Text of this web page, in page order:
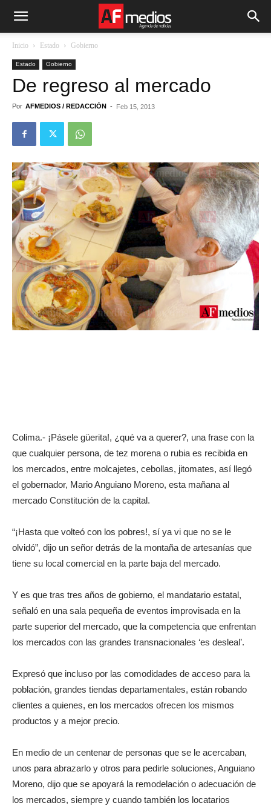
Inicio Estado Gobierno
Estado Gobierno
De regreso al mercado
Por AFMEDIOS / REDACCIÓN - Feb 15, 2013
Colima.- ¡Pásele güerita!, ¿qué va a querer?, una frase con la
que cualquier persona, de tez morena o rubia es recibida en
los mercados, entre molcajetes, cebollas, jitomates, así llegó
el gobernador, Mario Anguiano Moreno, esta mañana al
mercado Constitución de la capital.
“¡Hasta que volteó con los pobres!, sí ya vi que no se le
olvidó”, dijo un señor detrás de la montaña de artesanías que
tiene su local comercial en la parte baja del mercado.
Y es que tras tres años de gobierno, el mandatario estatal,
señaló en una sala pequeña de eventos improvisada en la
parte superior del mercado, que la competencia que enfrentan
los mercados con las grandes transnacionales ‘es desleal’.
Expresó que incluso por las comodidades de acceso para la
población, grandes tiendas departamentales, están robando
clientes a quienes, en los mercados ofrecen los mismos
productos y a mejor precio.
En medio de un centenar de personas que se le acercaban,
unos para abrazarlo y otros para pedirle soluciones, Anguiano
Moreno, dijo que se apoyará la remodelación o adecuación de
los mercados, siempre y cuando también los locatarios